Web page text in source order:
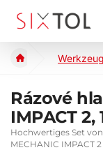
Rázové
IMPACT 2,
Hochwertiges Set
MECHANIC IMPACT